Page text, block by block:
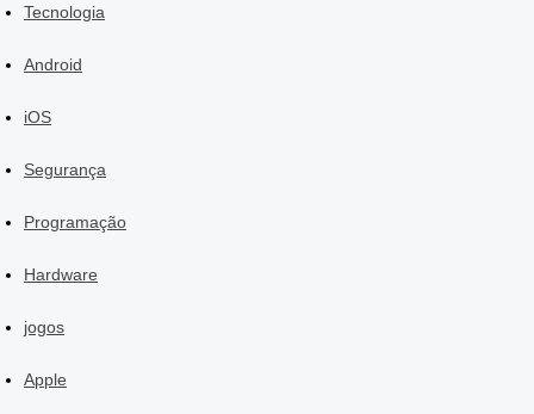
Tecnologia
Android
iOS
Segurança
Programação
Hardware
jogos
Apple